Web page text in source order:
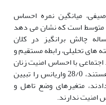
میانگین نمره احساس
متوسط است که نشان می دهد
چالش برانگیز در کلان
های تحلیلی، رابطه مستقیم و
با احساس امنیت زنان
، 28
/0 واریانس را تبیین
متغیرهای وضع تاهل و
امنیت ندارند.